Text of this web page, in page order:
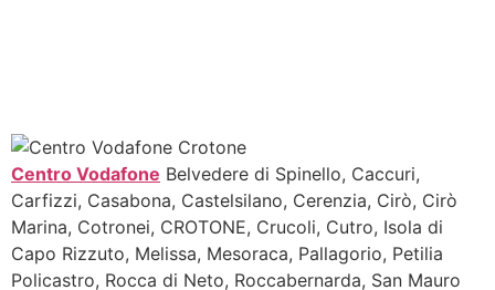
Centro Vodafone Belvedere di Spinello, Caccuri,
Carfizzi, Casabona, Castelsilano, Cerenzia, Cirò, Cirò
Marina, Cotronei, CROTONE, Crucoli, Cutro, Isola di
Capo Rizzuto, Melissa, Mesoraca, Pallagorio, Petilia
Policastro, Rocca di Neto, Roccabernarda, San Mauro